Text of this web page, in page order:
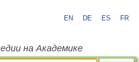
EN DE ES FR
на Академике